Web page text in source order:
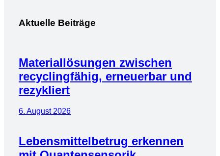
Aktuelle Beiträge
Materiallösungen zwischen
recyclingfähig, erneuerbar und
rezykliert
6. August 2026
Lebensmittelbetrug erkennen